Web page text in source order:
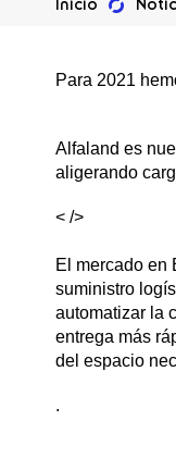
Para 2021
Alfaland es
aligerando
< />
El mercado en
suministro
automatizar la
entrega más
del espacio
.